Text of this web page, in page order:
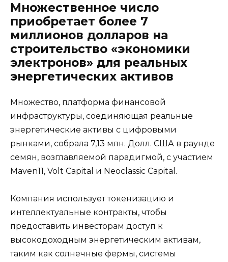
Множественное число
приобретает более 7
миллионов долларов на
строительство «экономики
электронов» для реальных
энергетических активов
Множество, платформа финансовой
инфраструктуры, соединяющая реальные
энергетические активы с цифровыми
рынками, собрала 7,13 млн. Долл. США в раунде
семян, возглавляемой парадигмой, с участием
Maven11, Volt Capital и Neoclassic Capital.
Компания использует токенизацию и
интеллектуальные контракты, чтобы
предоставить инвесторам доступ к
высокодоходным энергетическим активам,
таким как солнечные фермы, системы